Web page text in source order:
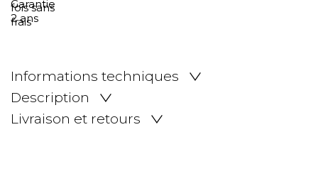
Informations techniques
Description
Livraison et retours